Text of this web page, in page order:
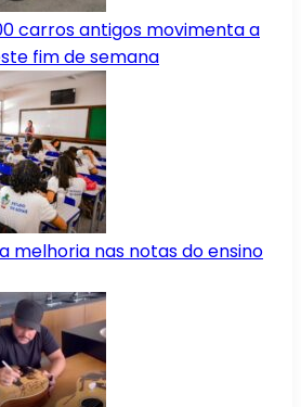
carros antigos movimenta a
fim de semana
melhoria nas notas do ensino